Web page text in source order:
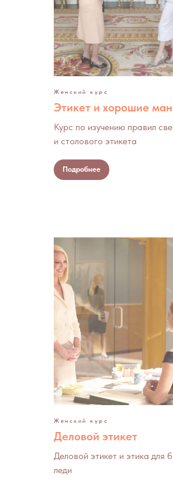
Женский курс
Этикет и хорошие
Курс по изучению правил
и столового этикета
Подробнее
Женский курс
Деловой этикет
Деловой этикет и этика для
леди